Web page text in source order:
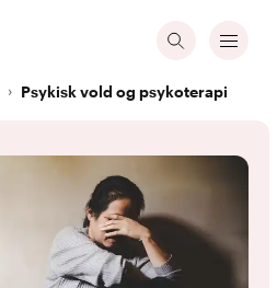
Psykisk vold og psykoterapi